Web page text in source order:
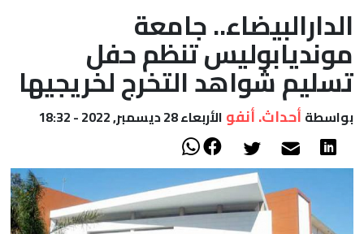
الصحراء
الدارالبيضاء.. جامعة
مونديابوليس تنظم حفل
تسليم شواهد التخرج لخريجيها
بواسطة أحداث. أنفو الأربعاء 28 ديسمبر, 2022 - 18:32